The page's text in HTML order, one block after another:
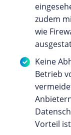
zudem
wie
Keine
Betrieb
Vorteil